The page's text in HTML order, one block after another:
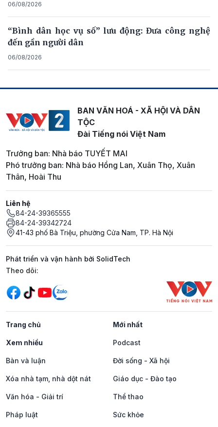
06/08/2026
“Bình dân học vụ số” lưu động: Đưa công nghệ
đến gần người dân
06/08/2026
BAN VĂN HOÁ - XÃ HỘI VÀ DÂN
TỘC
Đài Tiếng nói Việt Nam
Trưởng ban: Nhà báo TUYẾT MAI
Phó trưởng ban: Nhà báo Hồng Lan, Xuân Thọ, Xuân
Thân, Hoài Thu
Liên hệ
84-24-39365555
84-24-39342724
41-43 phố Bà Triệu, phường Cửa Nam, TP. Hà Nội
Phát triển và vận hành bởi SolidTech
Mạng xã hội
Theo dõi:
Trang chủ Mới nhất
Xem nhiều Podcast
Bàn và luận Đời sống - Xã hội
Xóa nhà tạm, nhà dột nát Giáo dục - Đào tạo
Văn hóa - Giải trí Thể thao
Pháp luật Sức khỏe